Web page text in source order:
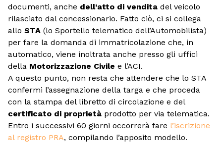
documenti, anche dell’atto di vendita del veicolo
rilasciato dal concessionario. Fatto ciò, ci si collega
allo STA (lo Sportello telematico dell’Automobilista)
per fare la domanda di immatricolazione che, in
automatico, viene inoltrata anche presso gli uffici
della Motorizzazione Civile e l’ACI.
A questo punto, non resta che attendere che lo STA
confermi l’assegnazione della targa e che proceda
con la stampa del libretto di circolazione e del
certificato di proprietà prodotto per via telematica.
Entro i successivi 60 giorni occorrerà fare l’iscrizione
al registro PRA, compilando l’apposito modello.